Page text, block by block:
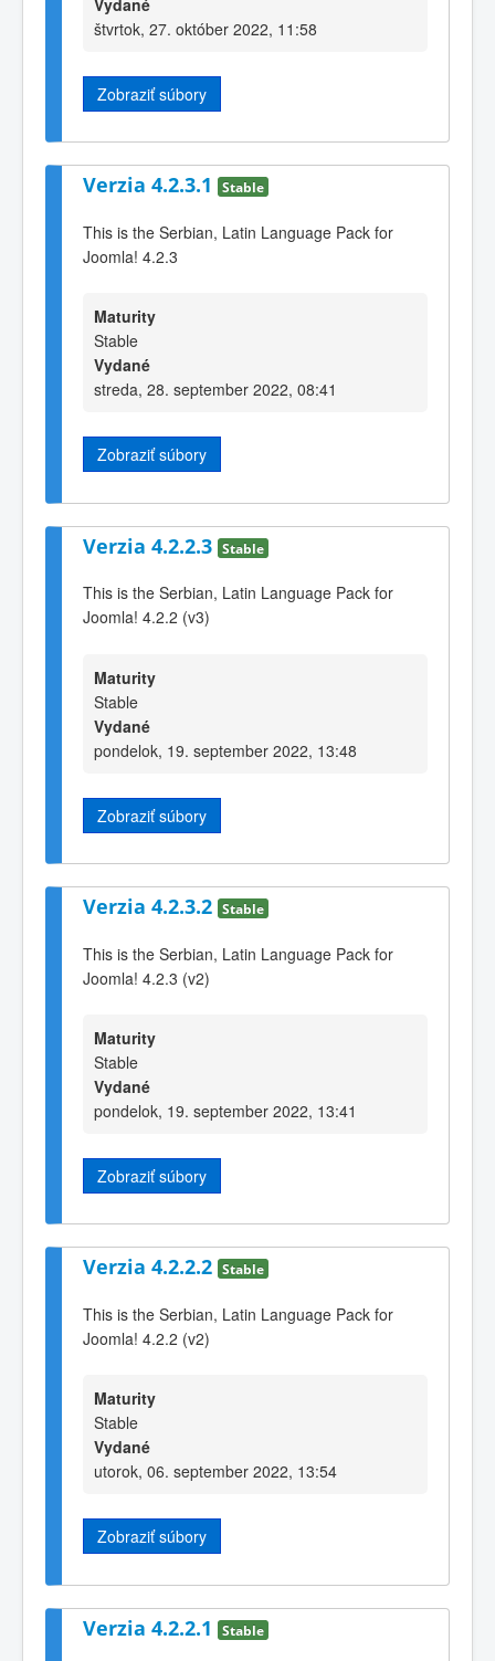
štvrtok, 27. október 2022, 11:58
Zobraziť súbory
Verzia 4.2.3.1 Stable
This is the Serbian, Latin Language Pack for
Joomla! 4.2.3
Maturity
Stable
Vydané
streda, 28. september 2022, 08:41
Zobraziť súbory
Verzia 4.2.2.3 Stable
This is the Serbian, Latin Language Pack for
Joomla! 4.2.2 (v3)
Maturity
Stable
Vydané
pondelok, 19. september 2022, 13:48
Zobraziť súbory
Verzia 4.2.3.2 Stable
This is the Serbian, Latin Language Pack for
Joomla! 4.2.3 (v2)
Maturity
Stable
Vydané
pondelok, 19. september 2022, 13:41
Zobraziť súbory
Verzia 4.2.2.2 Stable
This is the Serbian, Latin Language Pack for
Joomla! 4.2.2 (v2)
Maturity
Stable
Vydané
utorok, 06. september 2022, 13:54
Zobraziť súbory
Verzia 4.2.2.1 Stable